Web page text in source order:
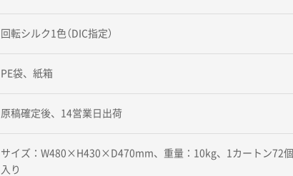
回転シルク1色（DIC指定）
PE袋、紙箱
原稿確定後、14営業日出荷
サイズ：W480×H430×D470mm、重量：10kg、1カートン72個
入り